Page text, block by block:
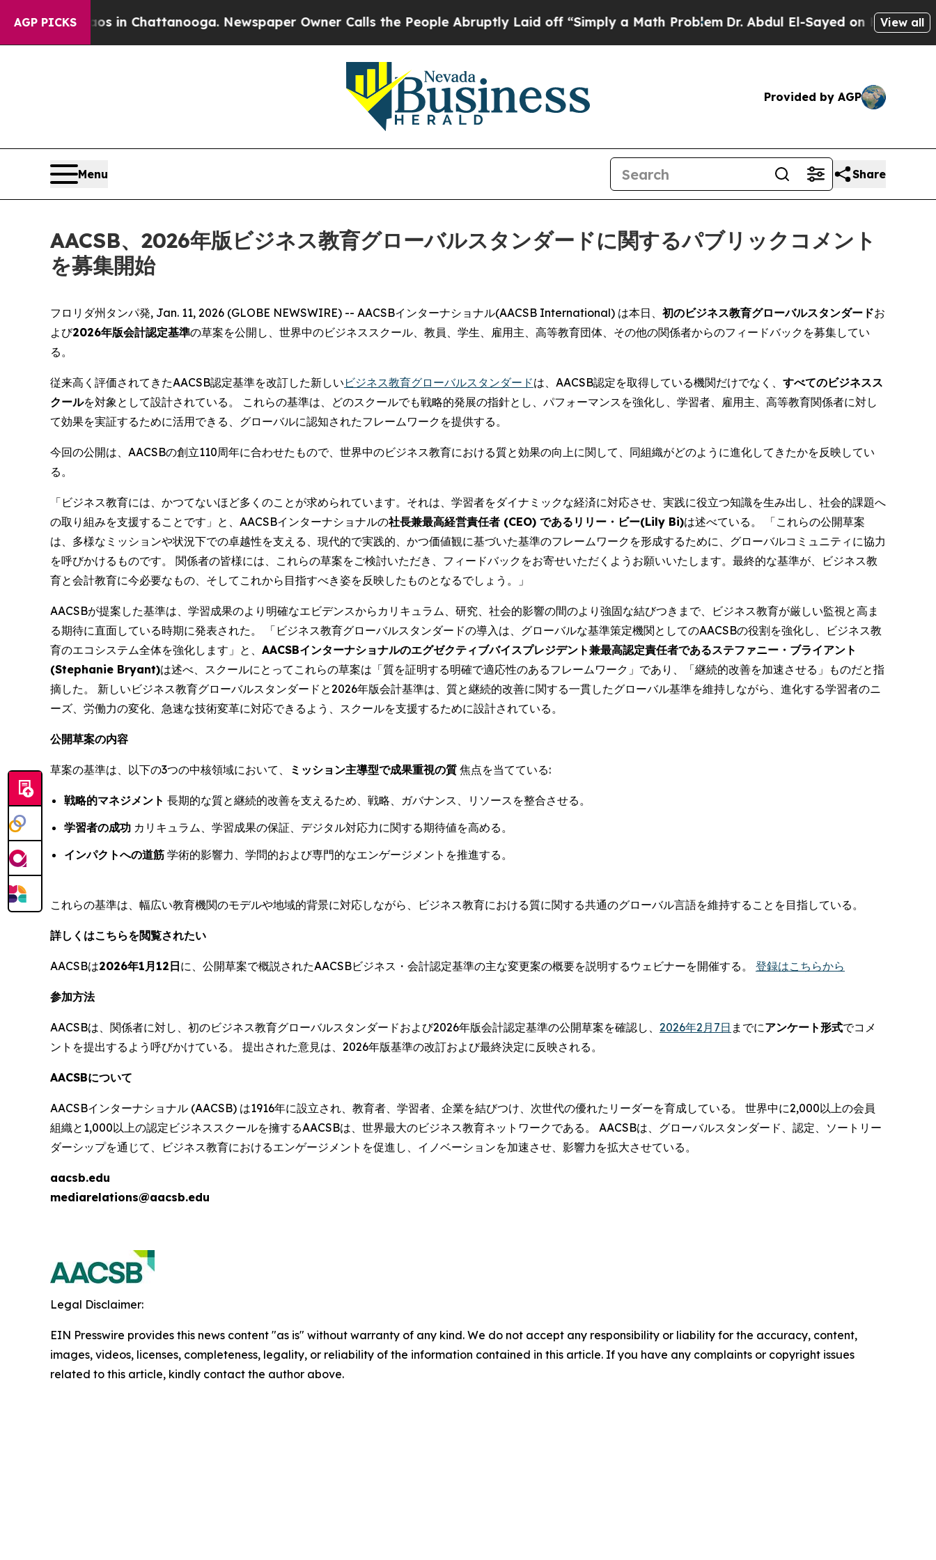
AGP PICKS
Chaos in Chattanooga. Newspaper Owner Calls the People Abruptly Laid off “Simply a Math ProblemDr. Abdul El-Sayed on Historic View all
Provided by AGP
Menu Share
AACSB、2026年版ビジネス教育グローバルスタンダードに関するパブリックコメント
を募集開始
フロリダ州タンパ発, Jan. 11, 2026 (GLOBE NEWSWIRE) -- AACSBインターナショナル(AACSB International) は本日、 初のビジネス教育グローバルスタンダードお
よび2026年版会計認定基準の草案を公開し、世界中のビジネススクール、教員、学生、雇用主、高等教育団体、その他の関係者からのフィードバックを募集してい
る。
従来高く評価されてきたAACSB認定基準を改訂した新しい ビジネス教育グローバルスタンダードは、AACSB認定を取得している機関だけでなく、 すべてのビジネスス
クールを対象として設計されている。 これらの基準は、どのスクールでも戦略的発展の指針とし、パフォーマンスを強化し、学習者、雇用主、高等教育関係者に対し
て効果を実証するために活用できる、グローバルに認知されたフレームワークを提供する。
今回の公開は、AACSBの創立110周年に合わせたもので、世界中のビジネス教育における質と効果の向上に関して、同組織がどのように進化してきたかを反映してい
る。
「ビジネス教育には、かつてないほど多くのことが求められています。それは、学習者をダイナミックな経済に対応させ、実践に役立つ知識を生み出し、社会的課題へ
の取り組みを支援することです」と、AACSBインターナショナルの社長兼最高経営責任者 (CEO) であるリリー・ビー(Lily Bi)は述べている。 「これらの公開草案
は、多様なミッションや状況下での卓越性を支える、現代的で実践的、かつ価値観に基づいた基準のフレームワークを形成するために、グローバルコミュニティに協力
を呼びかけるものです。 関係者の皆様には、これらの草案をご検討いただき、フィードバックをお寄せいただくようお願いいたします。最終的な基準が、ビジネス教
育と会計教育に今必要なもの、そしてこれから目指すべき姿を反映したものとなるでしょう。」
AACSBが提案した基準は、学習成果のより明確なエビデンスからカリキュラム、研究、社会的影響の間のより強固な結びつきまで、ビジネス教育が厳しい監視と高ま
る期待に直面している時期に発表された。 「ビジネス教育グローバルスタンダードの導入は、グローバルな基準策定機関としてのAACSBの役割を強化し、ビジネス教
育のエコシステム全体を強化します」と、 AACSBインターナショナルのエグゼクティブバイスプレジデント兼最高認定責任者であるステファニー・ブライアント
(Stephanie Bryant)は述べ、スクールにとってこれらの草案は「質を証明する明確で適応性のあるフレームワーク」であり、「継続的改善を加速させる」ものだと指
摘した。 新しいビジネス教育グローバルスタンダードと2026年版会計基準は、質と継続的改善に関する一貫したグローバル基準を維持しながら、進化する学習者のニ
ーズ、労働力の変化、急速な技術変革に対応できるよう、スクールを支援するために設計されている。
公開草案の内容
草案の基準は、以下の3つの中核領域において、 ミッション主導型で成果重視の質 焦点を当てている:
戦略的マネジメント 長期的な質と継続的改善を支えるため、戦略、ガバナンス、リソースを整合させる。
学習者の成功 カリキュラム、学習成果の保証、デジタル対応力に関する期待値を高める。
インパクトへの道筋 学術的影響力、学問的および専門的なエンゲージメントを推進する。
これらの基準は、幅広い教育機関のモデルや地域的背景に対応しながら、ビジネス教育における質に関する共通のグローバル言語を維持することを目指している。
詳しくはこちらを閲覧されたい
AACSBは2026年1月12日に、公開草案で概説されたAACSBビジネス・会計認定基準の主な変更案の概要を説明するウェビナーを開催する。 登録はこちらから
参加方法
AACSBは、関係者に対し、初のビジネス教育グローバルスタンダードおよび2026年版会計認定基準の公開草案を確認し、 2026年2月7日 までにアンケート形式でコメ
ントを提出するよう呼びかけている。 提出された意見は、2026年版基準の改訂および最終決定に反映される。
AACSBについて
AACSBインターナショナル (AACSB) は1916年に設立され、教育者、学習者、企業を結びつけ、次世代の優れたリーダーを育成している。 世界中に2,000以上の会員
組織と1,000以上の認定ビジネススクールを擁するAACSBは、世界最大のビジネス教育ネットワークである。 AACSBは、グローバルスタンダード、認定、ソートリー
ダーシップを通じて、ビジネス教育におけるエンゲージメントを促進し、イノベーションを加速させ、影響力を拡大させている。
aacsb.edu
mediarelations@aacsb.edu
Legal Disclaimer:
EIN Presswire provides this news content "as is" without warranty of any kind. We do not accept any responsibility or liability for the accuracy, content,
images, videos, licenses, completeness, legality, or reliability of the information contained in this article. If you have any complaints or copyright issues
related to this article, kindly contact the author above.